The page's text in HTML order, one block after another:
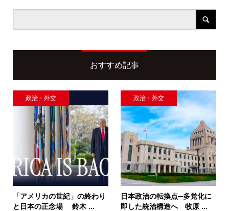
おすすめ記事
政治・外交
「アメリカの世紀」の終わり
と日本の正念場 鈴木 ...
政治・外交
日本政治の転換点─多党化に
即した統治構造へ 牧原 ...